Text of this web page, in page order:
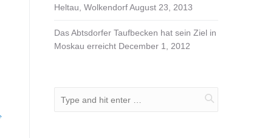
Heltau, WolkendorfAugust 23, 2013
Das Abtsdorfer Taufbecken hat sein Ziel in
Moskau erreicht December 1, 2012